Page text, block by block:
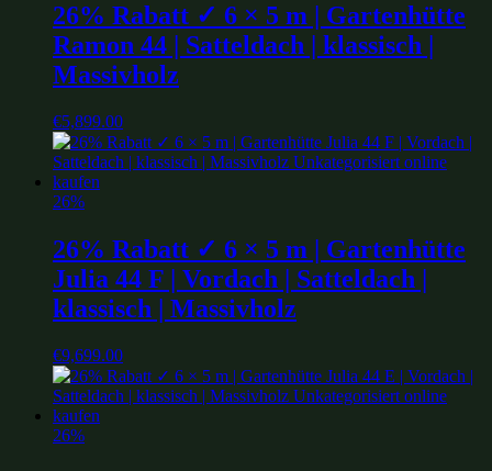
26% Rabatt ✓ 6 × 5 m | Gartenhütte
Ramon 44 | Satteldach | klassisch |
Massivholz
€5,899.00
26%
26% Rabatt ✓ 6 × 5 m | Gartenhütte
Julia 44 F | Vordach | Satteldach |
klassisch | Massivholz
€9,699.00
26%